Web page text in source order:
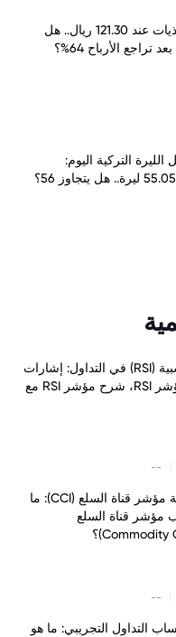
سهم سابك للمغذيات عند 121.30 ريال.. هل
الأرباح 64%؟
التركية اليوم:
مؤشر القوة النسبية (RSI) في التداول: إشارات
الشراء والبيع لمؤشر RSI، شرح مؤشر RSI مع
--
ما هي استراتيجية مؤشر قناة السلع (CCI): ما
مؤشر قناة السلع
--
التداول التجريبي: ما هو